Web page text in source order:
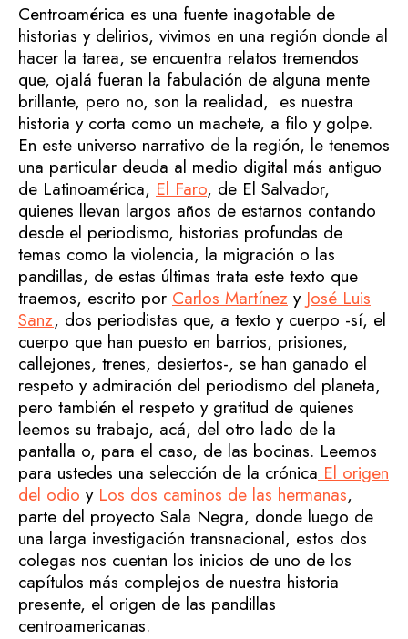
Centroamérica es una fuente inagotable de
historias y delirios, vivimos en una región donde al
hacer la tarea, se encuentra relatos tremendos
que, ojalá fueran la fabulación de alguna mente
brillante, pero no, son la realidad, es nuestra
historia y corta como un machete, a filo y golpe.
En este universo narrativo de la región, le tenemos
una particular deuda al medio digital más antiguo
de Latinoamérica, El Faro, de El Salvador,
quienes llevan largos años de estarnos contando
desde el periodismo, historias profundas de
temas como la violencia, la migración o las
pandillas, de estas últimas trata este texto que
traemos, escrito por Carlos Martínez y José Luis
Sanz, dos periodistas que, a texto y cuerpo -sí, el
cuerpo que han puesto en barrios, prisiones,
callejones, trenes, desiertos-, se han ganado el
respeto y admiración del periodismo del planeta,
pero también el respeto y gratitud de quienes
leemos su trabajo, acá, del otro lado de la
pantalla o, para el caso, de las bocinas. Leemos
para ustedes una selección de la crónica El origen
del odio y Los dos caminos de las hermanas,
parte del proyecto Sala Negra, donde luego de
una larga investigación transnacional, estos dos
colegas nos cuentan los inicios de uno de los
capítulos más complejos de nuestra historia
presente, el origen de las pandillas
centroamericanas.